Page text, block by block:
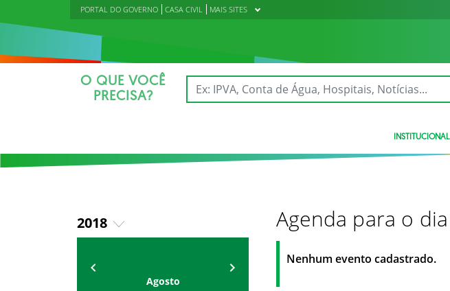
PORTAL DO GOVERNO CASA CIVIL MAIS SITES
O QUE VOCÊ
PRECISA?
INSTITUCIONAL
2018
2020
Agosto
Agenda para o dia
Nenhum evento cadastrado.